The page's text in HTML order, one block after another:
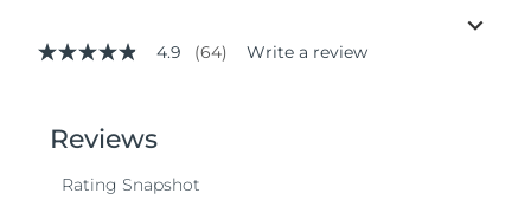
4.9
stars,
average
value.
4.9 (64) Write a review